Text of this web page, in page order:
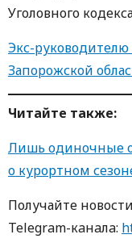
Уголовного
Экс-руководителю
Запорожской
Читайте также:
Лишь одиночные
о курортном
Получайте
Telegram-кaнaлa: